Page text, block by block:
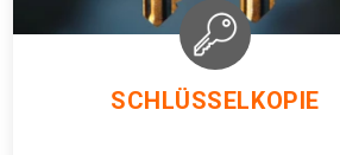
SCHLÜSSELKOPIE